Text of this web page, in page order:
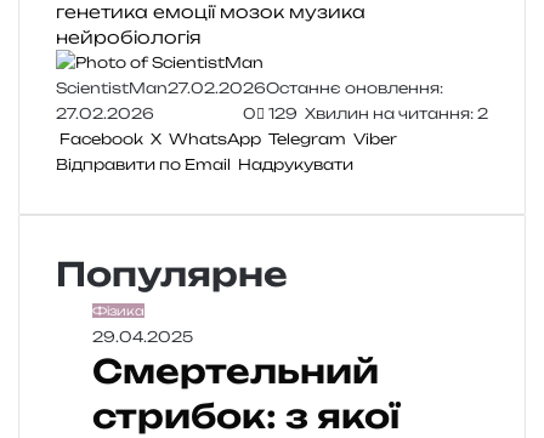
генетика емоції мозок музика
нейробіологія
ScientistMan27.02.2026Останнє оновлення:
27.02.2026
0 129 Хвилин на читання: 2
Facebook X WhatsApp Telegram Viber
Відправити по Email Надрукувати
Популярне
Фізика
29.04.2025
Смертельний
стрибок: з якої